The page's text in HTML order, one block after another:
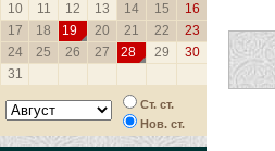
10
11 12 13 14 15
16
17
18 19 20 21 22
23
24
25 26 27 28 29
30
31
Ст. ст.
Нов. ст.